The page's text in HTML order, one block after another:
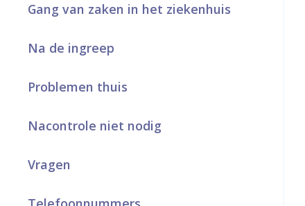
r
h
m
e
Gang van zaken in het ziekenhuis
Na de ingreep
Problemen thuis
Nacontrole niet nodig
Vragen